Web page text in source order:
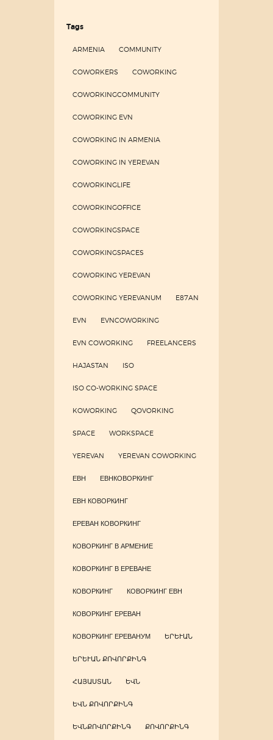
Tags
ARMENIA COMMUNITY
COWORKERS COWORKING
COWORKINGCOMMUNITY
COWORKING EVN
COWORKING IN ARMENIA
COWORKING IN YEREVAN
COWORKINGLIFE
COWORKINGOFFICE
COWORKINGSPACE
COWORKINGSPACES
COWORKING YEREVAN
COWORKING YEREVANUM E87AN
EVN EVNCOWORKING
EVN COWORKING FREELANCERS
HAJASTAN ISO
ISO CO-WORKING SPACE
KOWORKING QOVORKING
SPACE WORKSPACE
YEREVAN YEREVAN COWORKING
ЕВН ЕВНКОВОРКИНГ
ЕВН КОВОРКИНГ
ЕРЕВАН КОВОРКИНГ
КОВОРКИНГ В АРМЕНИЕ
КОВОРКИНГ В ЕРЕВАНЕ
КОВОРКИНГ КОВОРКИНГ ЕВН
КОВОРКИНГ ЕРЕВАН
КОВОРКИНГ ЕРЕВАНУМ ԵՐԵՒԱՆ
ԵՐԵՒԱՆ ՔՈՎՈՐՔԻՆԳ
ՀԱՅԱՍՏԱՆ ԵՎՆ
ԵՎՆ ՔՈՎՈՐՔԻՆԳ
ԵՎՆՔՈՎՈՐՔԻՆԳ ՔՈՎՈՐՔԻՆԳ